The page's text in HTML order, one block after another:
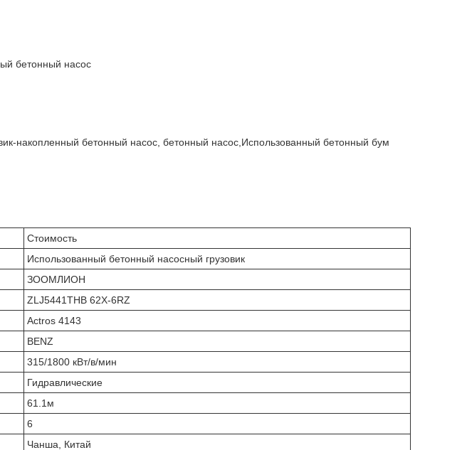
бетонный насос
накопленный бетонный насос, бетонный насос, Использованный бетонный бум
Стоимость
Использованный бетонный насосный грузовик
ЗООМЛИОН
ZLJ5441THB 62X-6RZ
Actros 4143
BENZ
315/1800 кВт/в/мин
Гидравлические
61.1м
6
Чанша, Китай